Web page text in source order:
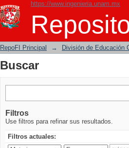
https://www.ingenieria.unam.mx
Buscar
RepoFI Principal → División de Educación
Buscar
Filtros
Use filtros para refinar sus resultados.
Filtros actuales: